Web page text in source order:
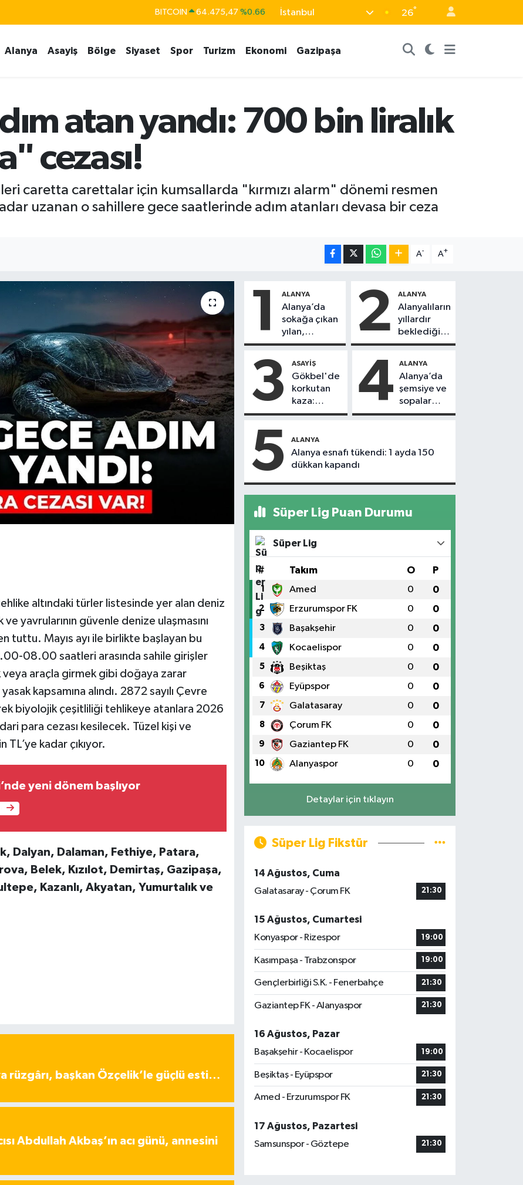
BITCOIN 64.475,47 %0.66
EURO 55,1336 %0.18
BİST100 13.703 %11
İstanbul 26°
Alanya Asayiş Bölge Siyaset Spor Turizm Ekonomi Gazipaşa
atan yandı: 700 bin liralık
cezası!
caretta carettalar için kumsallarda "kırmızı alarm" dönemi resmen
uzanan o sahillere gece saatlerinde adım atanları devasa bir ceza
A- A+
altındaki türler listesinde yer alan deniz
yavrularının güvenle denize ulaşmasını
tuttu. Mayıs ayı ile birlikte başlayan bu
08.00 saatleri arasında sahile girişler
veya araçla girmek gibi doğaya zarar
kapsamına alındı. 2872 sayılı Çevre
biyolojik çeşitliliği tehlikeye atanlara 2026
para cezası kesilecek. Tüzel kişi ve
kadar çıkıyor.
yeni dönem başlıyor
Dalyan, Dalaman, Fethiye, Patara,
Belek, Kızılot, Demirtaş, Gazipaşa,
Kazanlı, Akyatan, Yumurtalık ve
rüzgârı, başkan Özçelik’le güçlü esti…
Abdullah Akbaş’ın acı günü, annesini
1 ALANYA
Alanya’da
sokağa çıkan
yılan,
vatandaşı
2 ALANYA
Alanyalıların
yıllardır
beklediği
yol askıdan
3 ASAYIŞ
Gökbel'de
korkutan
kaza:
Başkanın
motosiklet
çarptı
4 ALANYA
Alanya’da
şemsiye ve
sopalar
havada
5 ALANYA
Alanya esnafı tükendi: 1 ayda 150
dükkan kapandı
Süper Lig Puan Durumu
Süper Lig
# Takım O P
1 Amed 0 0
2 Erzurumspor FK 0 0
3 Başakşehir 0 0
4 Kocaelispor 0 0
5 Beşiktaş 0 0
6 Eyüpspor 0 0
7 Galatasaray 0 0
8 Çorum FK 0 0
9 Gaziantep FK 0 0
10 Alanyaspor 0 0
Detaylar için tıklayın
Süper Lig Fikstür
14 Ağustos, Cuma
Galatasaray - Çorum FK
21:30
15 Ağustos, Cumartesi
Konyaspor - Rizespor
19:00
Kasımpaşa - Trabzonspor 19:00
Gençlerbirliği S.K. - Fenerbahçe 21:30
Gaziantep FK - Alanyaspor 21:30
16 Ağustos, Pazar
Başakşehir - Kocaelispor
19:00
Beşiktaş - Eyüpspor 21:30
Amed - Erzurumspor FK 21:30
17 Ağustos, Pazartesi
Samsunspor - Göztepe
21:30